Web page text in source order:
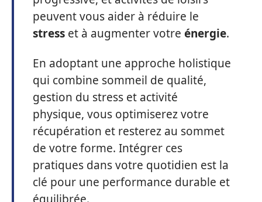
peuvent vous aider à réduire le
stress et à augmenter votre énergie.
En adoptant une approche holistique
qui combine sommeil de qualité,
gestion du stress et activité
physique, vous optimiserez votre
récupération et resterez au sommet
de votre forme. Intégrer ces
pratiques dans votre quotidien est la
clé pour une performance durable et